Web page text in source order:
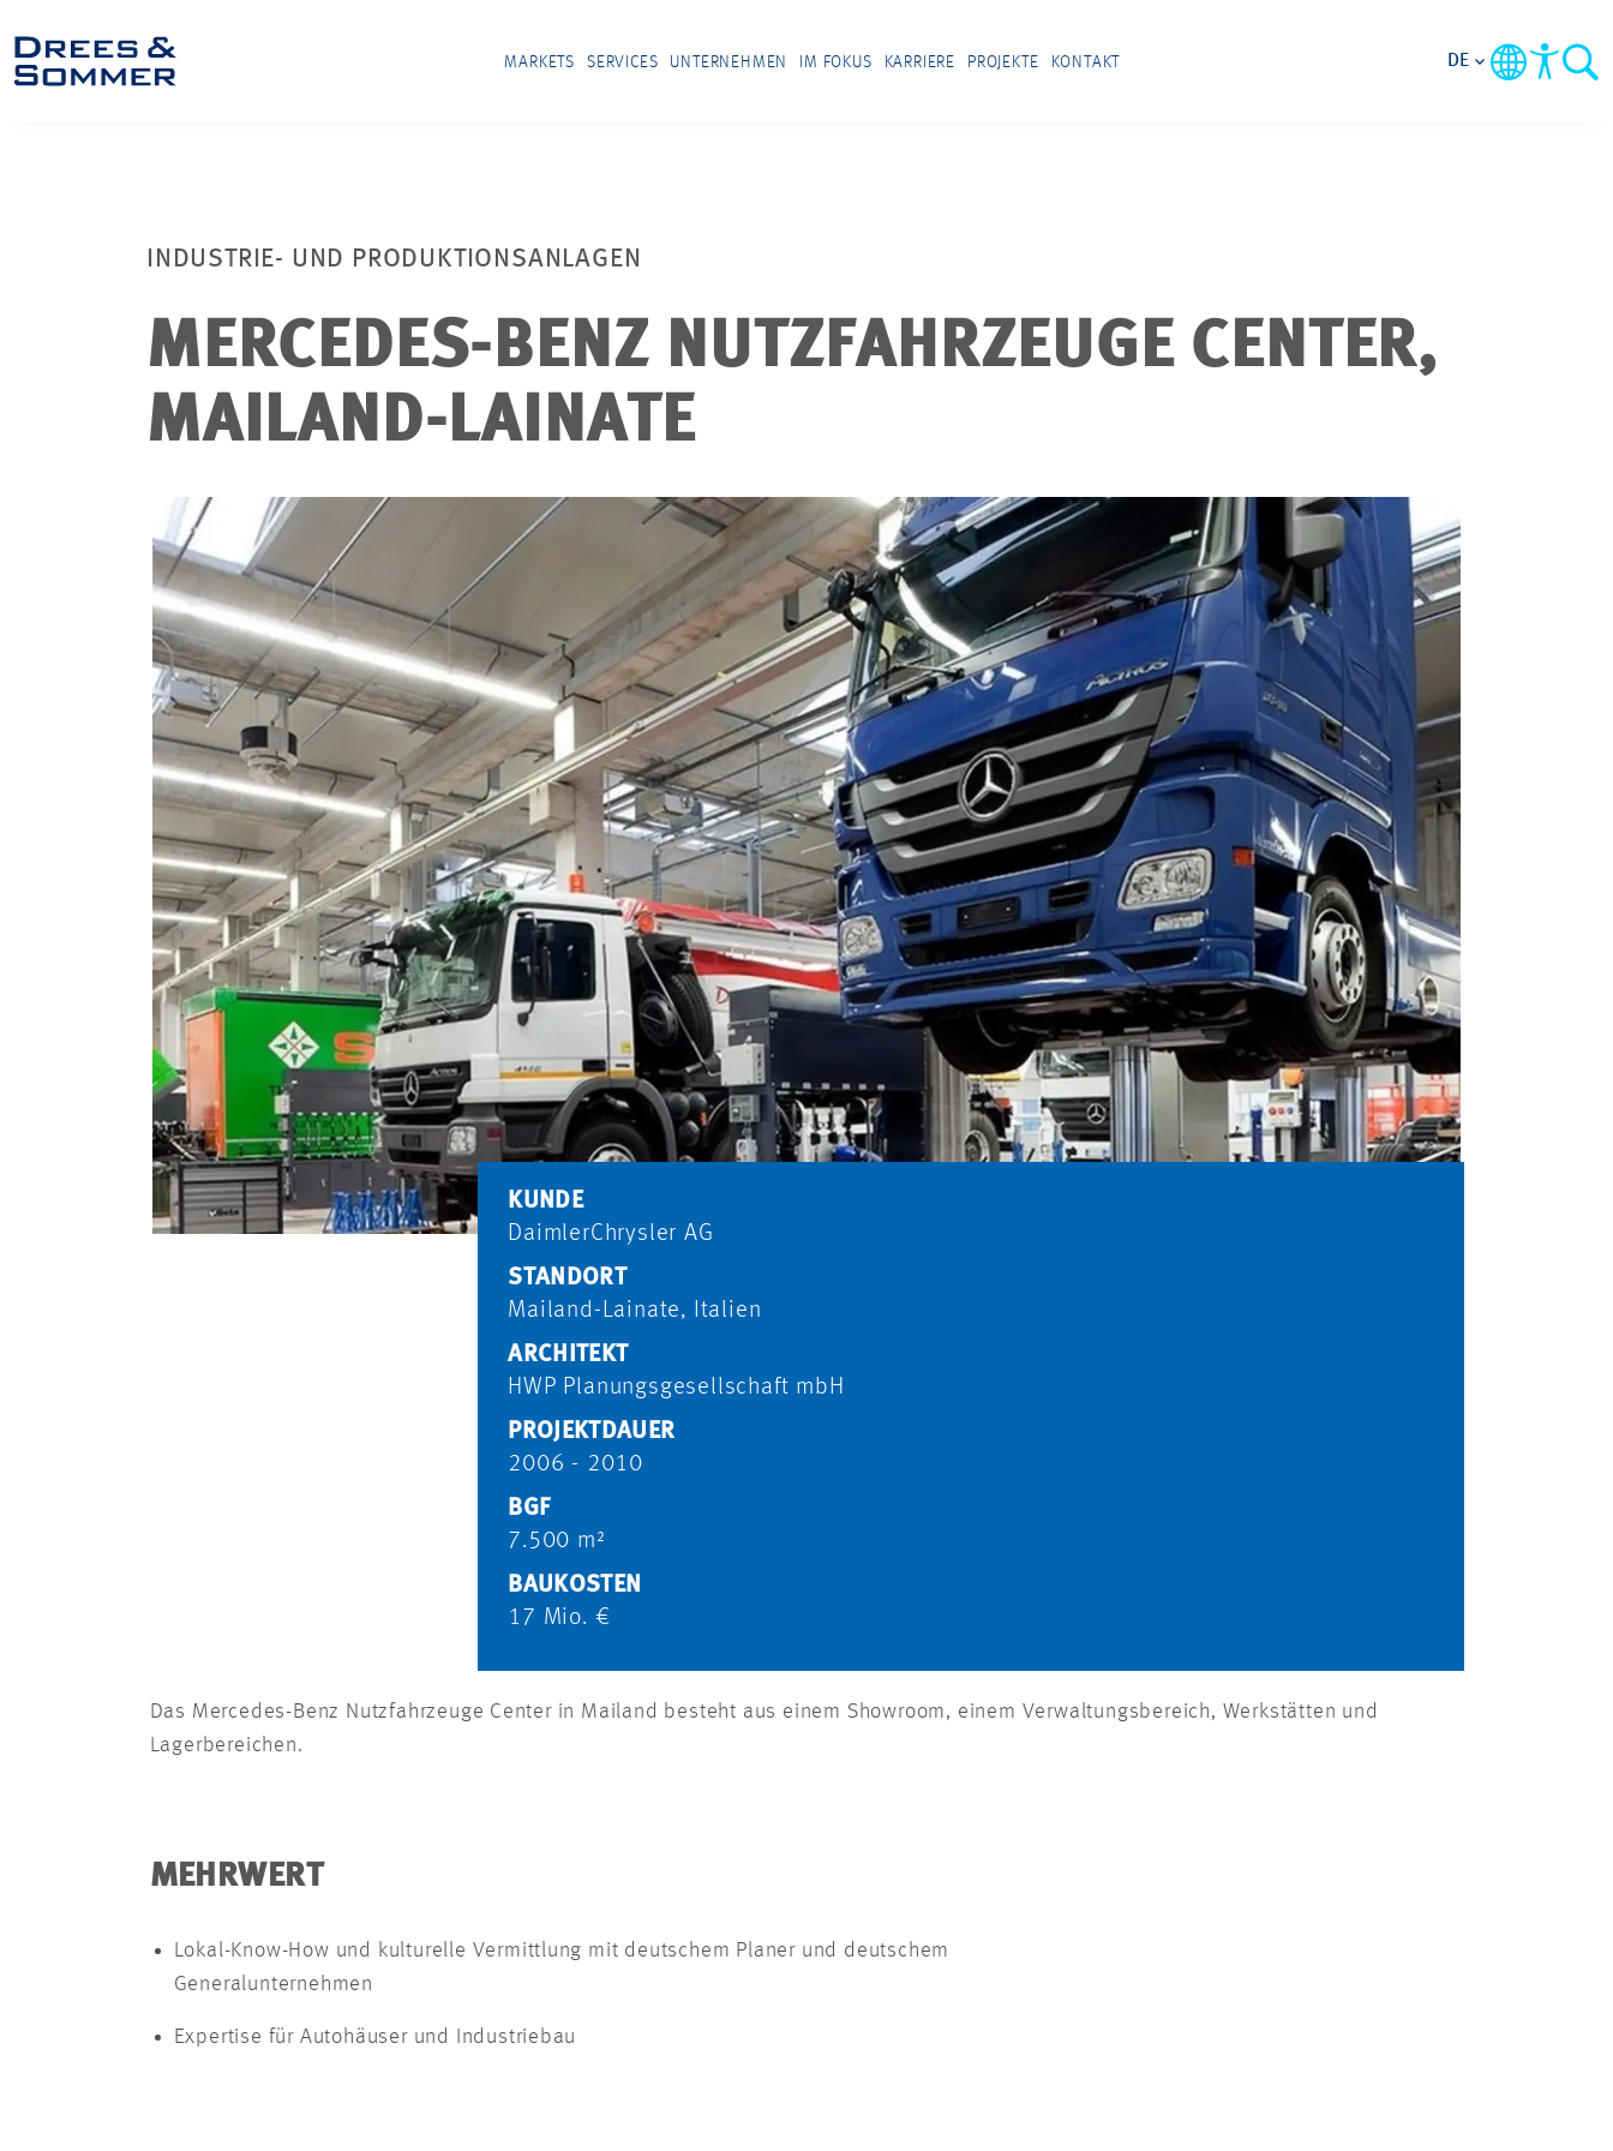
MARKETS SERVICES UNTERNEHMEN IM FOKUS KARRIERE PROJEKTE KONTAKT DE
INDUSTRIE- UND PRODUKTIONSANLAGEN
MERCEDES-BENZ NUTZFAHRZEUGE CENTER,
MAILAND-LAINATE
KUNDE
DaimlerChrysler AG
STANDORT
Mailand-Lainate, Italien
ARCHITEKT
HWP Planungsgesellschaft mbH
PROJEKTDAUER
2006 - 2010
BGF
7.500 m²
BAUKOSTEN
17 Mio. €
Das Mercedes-Benz Nutzfahrzeuge Center in Mailand besteht aus einem Showroom, einem Verwaltungsbereich, Werkstätten und
Lagerbereichen.
MEHRWERT
Lokal-Know-How und kulturelle Vermittlung mit deutschem Planer und deutschem
Generalunternehmen
Expertise für Autohäuser und Industriebau